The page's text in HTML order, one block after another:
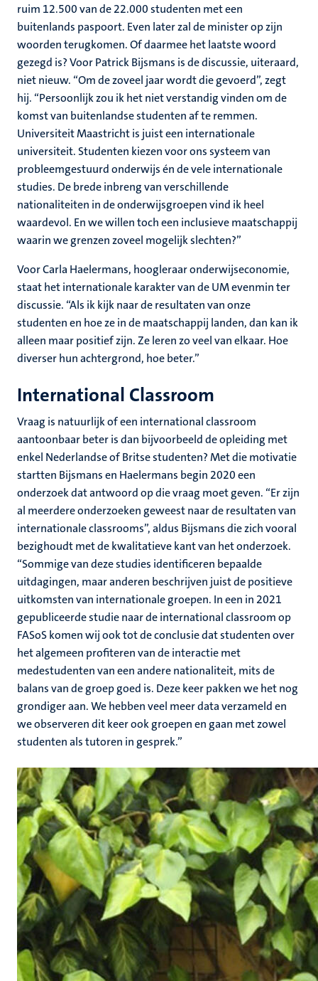
ruim 12.500 van de 22.000 studenten met een
buitenlands paspoort. Even later zal de minister op zijn
woorden terugkomen. Of daarmee het laatste woord
gezegd is? Voor Patrick Bijsmans is de discussie, uiteraard,
niet nieuw. “Om de zoveel jaar wordt die gevoerd”, zegt
hij. “Persoonlijk zou ik het niet verstandig vinden om de
komst van buitenlandse studenten af te remmen.
Universiteit Maastricht is juist een internationale
universiteit. Studenten kiezen voor ons systeem van
probleemgestuurd onderwijs én de vele internationale
studies. De brede inbreng van verschillende
nationaliteiten in de onderwijsgroepen vind ik heel
waardevol. En we willen toch een inclusieve maatschappij
waarin we grenzen zoveel mogelijk slechten?”
Voor Carla Haelermans, hoogleraar onderwijseconomie,
staat het internationale karakter van de UM evenmin ter
discussie. “Als ik kijk naar de resultaten van onze
studenten en hoe ze in de maatschappij landen, dan kan ik
alleen maar positief zijn. Ze leren zo veel van elkaar. Hoe
diverser hun achtergrond, hoe beter.”
International Classroom
Vraag is natuurlijk of een international classroom
aantoonbaar beter is dan bijvoorbeeld de opleiding met
enkel Nederlandse of Britse studenten? Met die motivatie
startten Bijsmans en Haelermans begin 2020 een
onderzoek dat antwoord op die vraag moet geven. “Er zijn
al meerdere onderzoeken geweest naar de resultaten van
internationale classrooms”, aldus Bijsmans die zich vooral
bezighoudt met de kwalitatieve kant van het onderzoek.
“Sommige van deze studies identificeren bepaalde
uitdagingen, maar anderen beschrijven juist de positieve
uitkomsten van internationale groepen. In een in 2021
gepubliceerde studie naar de international classroom op
FASoS komen wij ook tot de conclusie dat studenten over
het algemeen profiteren van de interactie met
medestudenten van een andere nationaliteit, mits de
balans van de groep goed is. Deze keer pakken we het nog
grondiger aan. We hebben veel meer data verzameld en
we observeren dit keer ook groepen en gaan met zowel
studenten als tutoren in gesprek.”